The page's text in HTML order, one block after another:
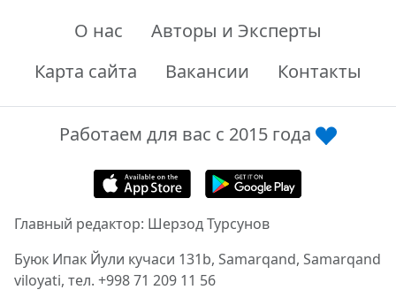
О нас
Авторы и Эксперты
Карта сайта
Вакансии Контакты
Работаем для вас с 2015 года
Главный редактор: Шерзод Турсунов
Буюк Ипак Йули кучаси 131b, Samarqand, Samarqand
viloyati, тел. +998 71 209 11 56